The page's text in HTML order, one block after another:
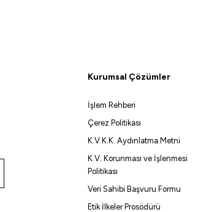
Kurumsal Çözümler
İşlem Rehberi
Çerez Politikası
K.V.K.K. Aydınlatma Metni
K.V. Korunması ve İşlenmesi
Politikası
Veri Sahibi Başvuru Formu
Etik İlkeler Prosödürü